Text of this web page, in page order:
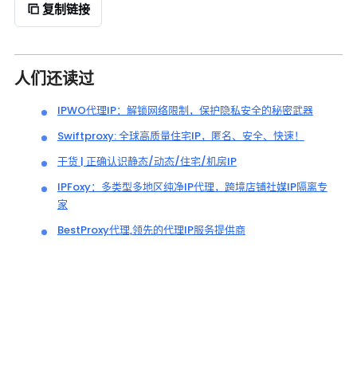
复制链接
人们还读过
IPWO代理IP：解锁网络限制，保护隐私安全的秘密武器
Swiftproxy: 全球高质量住宅IP，匿名、安全、快速！
干货 | 正确认识静态/动态/住宅/机房IP
IPFoxy：多类型多地区纯净IP代理，跨境店铺社媒IP隔离专
家
BestProxy代理,领先的代理IP服务提供商